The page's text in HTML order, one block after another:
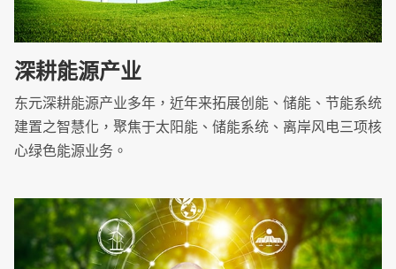
深耕能源产业
东元深耕能源产业多年，近年来拓展创能、储能、节能系统
建置之智慧化，聚焦于太阳能、储能系统、离岸风电三项核
心绿色能源业务。